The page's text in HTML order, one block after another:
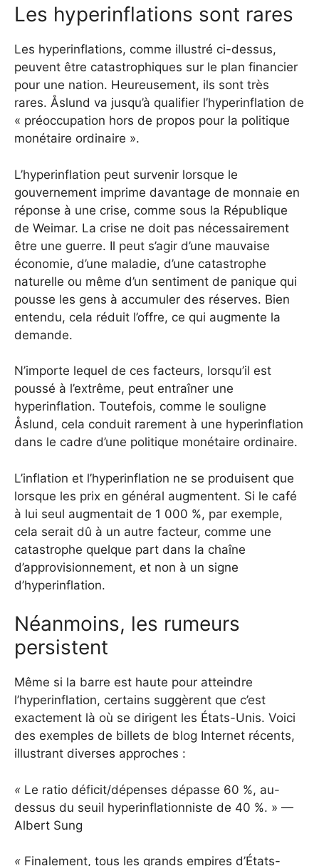
Les hyperinflations sont rares
Les hyperinflations, comme illustré ci-dessus,
peuvent être catastrophiques sur le plan financier
pour une nation. Heureusement, ils sont très
rares. Åslund va jusqu’à qualifier l’hyperinflation de
« préoccupation hors de propos pour la politique
monétaire ordinaire ».
L’hyperinflation peut survenir lorsque le
gouvernement imprime davantage de monnaie en
réponse à une crise, comme sous la République
de Weimar. La crise ne doit pas nécessairement
être une guerre. Il peut s’agir d’une mauvaise
économie, d’une maladie, d’une catastrophe
naturelle ou même d’un sentiment de panique qui
pousse les gens à accumuler des réserves. Bien
entendu, cela réduit l’offre, ce qui augmente la
demande.
N’importe lequel de ces facteurs, lorsqu’il est
poussé à l’extrême, peut entraîner une
hyperinflation. Toutefois, comme le souligne
Åslund, cela conduit rarement à une hyperinflation
dans le cadre d’une politique monétaire ordinaire.
L’inflation et l’hyperinflation ne se produisent que
lorsque les prix en général augmentent. Si le café
à lui seul augmentait de 1 000 %, par exemple,
cela serait dû à un autre facteur, comme une
catastrophe quelque part dans la chaîne
d’approvisionnement, et non à un signe
d’hyperinflation.
Néanmoins, les rumeurs
persistent
Même si la barre est haute pour atteindre
l’hyperinflation, certains suggèrent que c’est
exactement là où se dirigent les États-Unis. Voici
des exemples de billets de blog Internet récents,
illustrant diverses approches :
« Le ratio déficit/dépenses dépasse 60 %, au-
dessus du seuil hyperinflationniste de 40 %. » —
Albert Sung
« Finalement, tous les grands empires d’États-